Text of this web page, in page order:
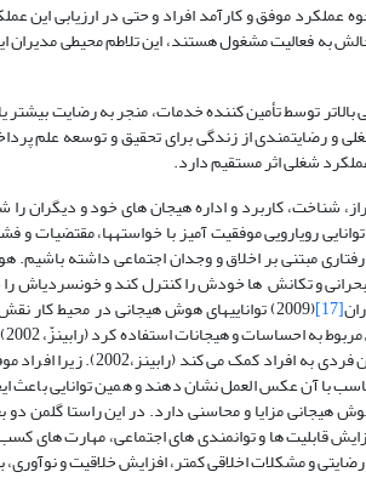
بر نحوه عملکرد موفق و کارآمد افراد و حتی در
به فعالیت مشغول هستند، این تلاطم محیطی
و رضایتمندی از زندگی برای تحقیق و توسعه علم
شغلی اثر مستقیم دارد.
شناخت، کاربرد و اداره هیجان های خود و دیگران
رویارویی موفقیت آمیز با خواسته­ها، مقتضیات و
مبتنی بر اخلاق و وجدان اجتماعی داشته باشیم.
و تکانش ها خودش را کنترل کند و خونسردی­اش را
[17] (2009) توانایی­های هوش هیجانی در محیط کار نقش مهمی دارد (مانت و همکاران،2009). رابینزّ
استفاده کرد (رابینزّ، 2002) و این دانش در پیشرفت و رضایت شغلی (ابراهام
سازمانی، تصمیم گیری ، انگیزش،
با آن عکس العمل نشان دهند و همین توانایی
هیجانی مزایا و محاسنی دارد. در این راستا گلمن
قابلیت ها و توانمندی های اجتماعی، مهارت های
و مشکلات اخلاقی کمتر، افزایش خلاقیت و نوآوری،